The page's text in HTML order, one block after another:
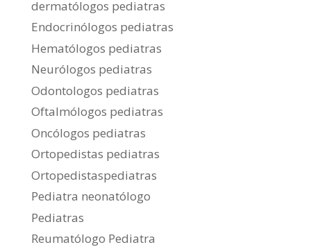
dermatólogos pediatras
Endocrinólogos pediatras
Hematólogos pediatras
Neurólogos pediatras
Odontologos pediatras
Oftalmólogos pediatras
Oncólogos pediatras
Ortopedistas pediatras
Ortopedistaspediatras
Pediatra neonatólogo
Pediatras
Reumatólogo Pediatra